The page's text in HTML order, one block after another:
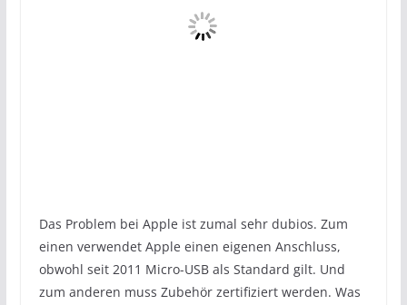
Das Problem bei Apple ist zumal sehr dubios. Zum
einen verwendet Apple einen eigenen Anschluss,
obwohl seit 2011 Micro-USB als Standard gilt. Und
zum anderen muss Zubehör zertifiziert werden. Was